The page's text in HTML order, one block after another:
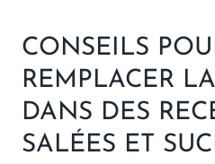
CONSEILS
REMPLACER
DANS DES
SALÉES ET